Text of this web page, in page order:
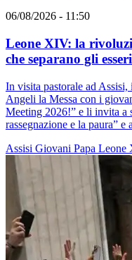
06/08/2026 - 11:50
Leone XIV: la
che separano gli
In visita pastorale ad
Angeli la Messa con i
Meeting 2026!” e li invita a
rassegnazione e la paura”
Assisi Giovani Papa